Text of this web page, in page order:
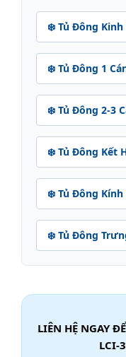
❄️ Tủ Đông
❄️ Tủ Đông 1
❄️ Tủ Đông 2-3
❄️ Tủ Đông Kết
❄️ Tủ Đông
❄️ Tủ Đông
LIÊN HỆ NGAY
LCI-